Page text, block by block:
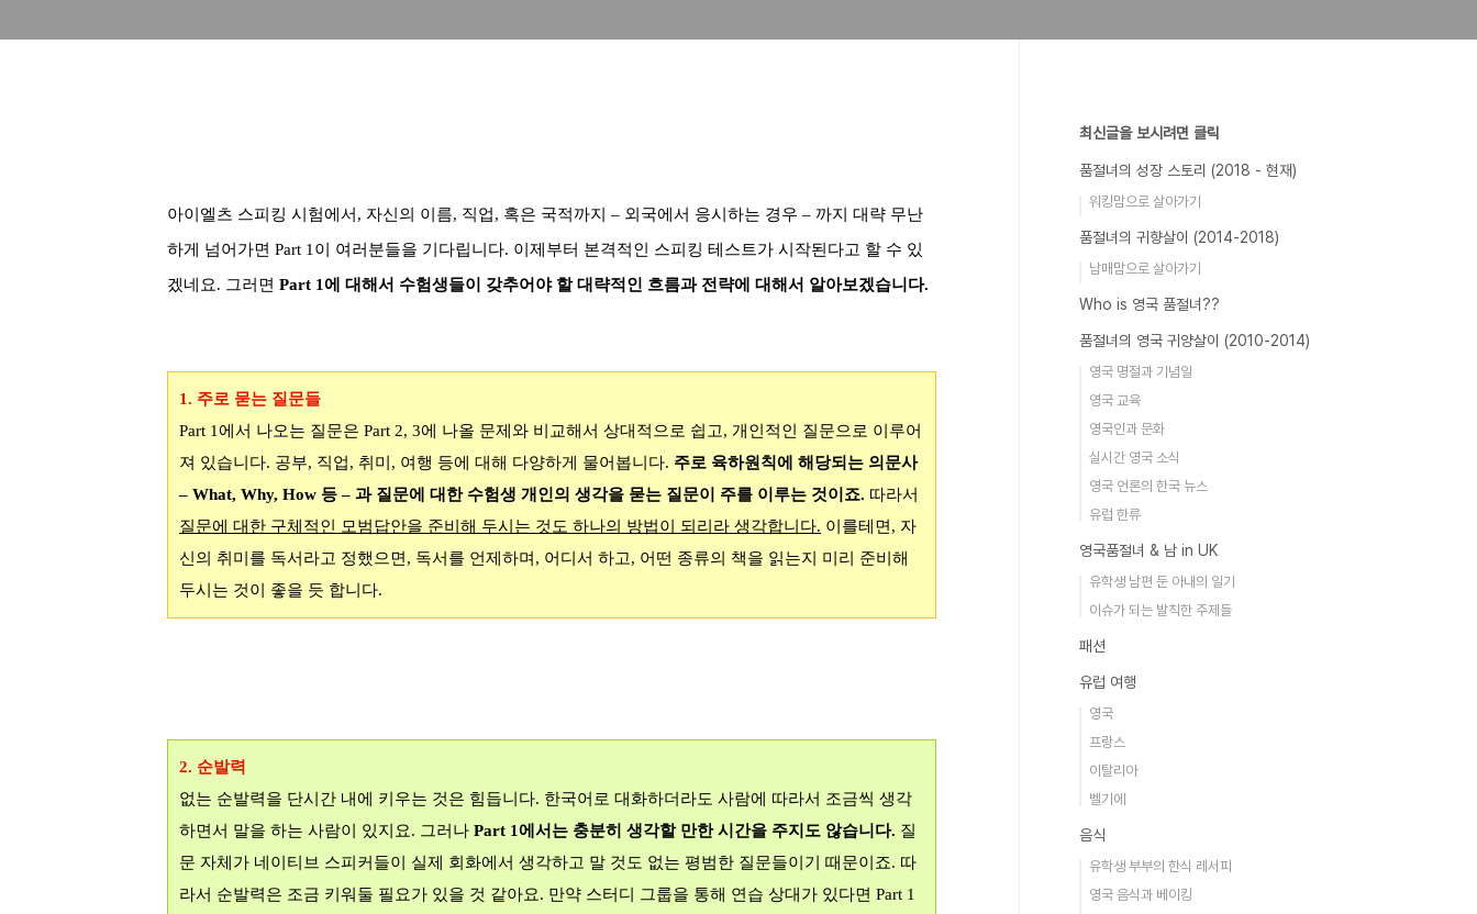
아이엘츠 스피킹 시험에서, 자신의 이름, 직업, 혹은 국적까지 – 외국에서 응시하는 경우 – 까지 대략 무난
하게 넘어가면 Part 1 이 여러분들을 기다립니다. 이제부터 본격적인 스피킹 테스트가 시작된다고 할 수 있
겠네요. 그러면 Part 1에 대해서 수험생들이 갖추어야 할 대략적인 흐름과 전략에 대해서 알아보겠습니다.
1. 주로 묻는 질문들
Part 1에서 나오는 질문은 Part 2, 3에 나올 문제와 비교해서 상대적으로 쉽고, 개인적인 질문으로 이루어
져 있습니다. 공부, 직업, 취미 , 여행 등에 대해 다양하게 물어봅니다. 주로 육하원칙에 해당되는 의문사
– What, Why, How 등– 과 질문에 대한 수험생 개인의 생각을 묻는 질문이 주를 이루는 것이죠. 따라서
질문에 대한 구체적인 모범답안을 준비해 두시는 것도 하나의 방법이 되리라 생각합니다. 이를테면 , 자
신의 취미를 독서라고 정했으면 , 독서를 언제하며 , 어디서 하고, 어떤 종류의 책을 읽는지 미리 준비해
두시는 것이 좋을 듯 합니다.
2. 순발력
없는 순발력을 단시간 내에 키우는 것은 힘듭니다. 한국어로 대화하더라도 사람에 따라서 조금씩 생각
하면서 말을 하는 사람이 있지요. 그러나 Part 1에서는 충분히 생각할 만한 시간을 주지도 않습니다. 질
문 자체가 네이티브 스피커들이 실제 회화에서 생각하고 말 것도 없는 평범한 질문들이기 때문이죠. 따
라서 순발력은 조금 키워둘 필요가 있을 것 같아요. 만약 스터디 그룹을 통해 연습 상대가 있다면 Part 1
최신글을 보시려면 클릭
품절녀의 성장 스토리 (2018 - 현재)
워킹맘으로 살아가기
품절녀의 귀향살이 (2014-2018)
남매맘으로 살아가기
Who is 영국 품절녀??
품절녀의 영국 귀양살이 (2010-2014)
영국 명절과 기념일
영국 교육
영국인과 문화
실시간 영국 소식
영국 언론의 한국 뉴스
유럽 한류
영국품절녀 & 남 in UK
유학생 남편 둔 아내의 일기
이슈가 되는 발칙한 주제들
패션
유럽 여행
영국
프랑스
이탈리아
벨기에
음식
유학생 부부의 한식 레서피
영국 음식과 베이킹